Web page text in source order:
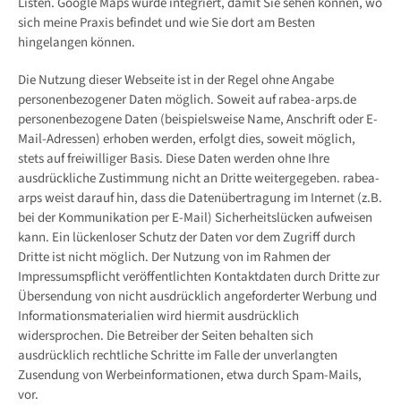
sich meine Praxis befindet und wie Sie dort am Besten
hingelangen können.
Die Nutzung dieser Webseite ist in der Regel ohne Angabe
personenbezogener Daten möglich. Soweit auf rabea-arps.de
personenbezogene Daten (beispielsweise Name, Anschrift oder E-
Mail-Adressen) erhoben werden, erfolgt dies, soweit möglich,
stets auf freiwilliger Basis. Diese Daten werden ohne Ihre
ausdrückliche Zustimmung nicht an Dritte weitergegeben. rabea-
arps weist darauf hin, dass die Datenübertragung im Internet (z.B.
bei der Kommunikation per E-Mail) Sicherheitslücken aufweisen
kann. Ein lückenloser Schutz der Daten vor dem Zugriff durch
Dritte ist nicht möglich. Der Nutzung von im Rahmen der
Impressumspflicht veröffentlichten Kontaktdaten durch Dritte zur
Übersendung von nicht ausdrücklich angeforderter Werbung und
Informationsmaterialien wird hiermit ausdrücklich
widersprochen. Die Betreiber der Seiten behalten sich
ausdrücklich rechtliche Schritte im Falle der unverlangten
Zusendung von Werbeinformationen, etwa durch Spam-Mails,
vor.